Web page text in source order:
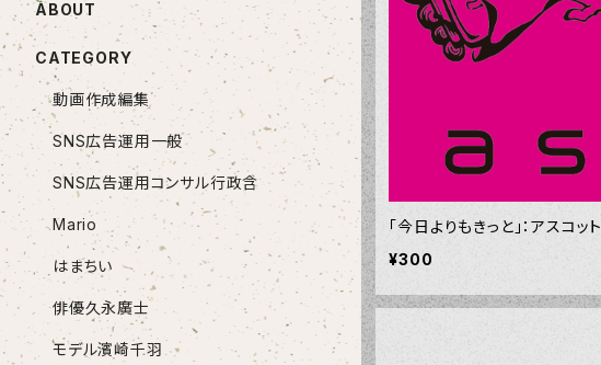
「今日よりもきっと」：アスコット
¥300
ABOUT
CATEGORY
動画作成編集
SNS広告運用一般
SNS広告運用コンサル行政含
Mario
はまちい
俳優久永廣士
モデル濱崎千羽